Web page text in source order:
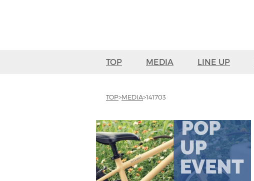
TOP MEDIA LINE UP
TOP MEDIA 141703